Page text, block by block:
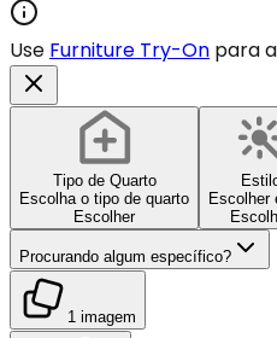
Use Furniture Try-On para
Tipo de Quarto
Escolha o tipo de quarto
Escolher
Escolher
Procurando algum específico?
1 imagem